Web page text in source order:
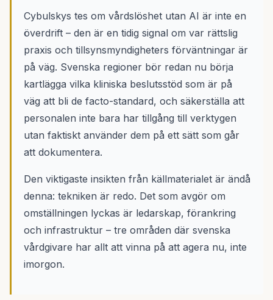
Cybulskys tes om vårdslöshet utan AI är inte en
överdrift – den är en tidig signal om var rättslig
praxis och tillsynsmyndigheters förväntningar är
på väg. Svenska regioner bör redan nu börja
kartlägga vilka kliniska beslutsstöd som är på
väg att bli de facto-standard, och säkerställa att
personalen inte bara har tillgång till verktygen
utan faktiskt använder dem på ett sätt som går
att dokumentera.
Den viktigaste insikten från källmaterialet är ändå
denna: tekniken är redo. Det som avgör om
omställningen lyckas är ledarskap, förankring
och infrastruktur – tre områden där svenska
vårdgivare har allt att vinna på att agera nu, inte
imorgon.